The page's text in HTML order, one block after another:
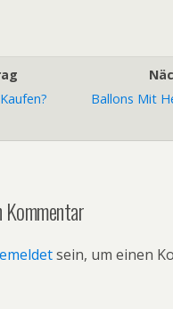
Ballons Mit
Kommentar
sein, um einen